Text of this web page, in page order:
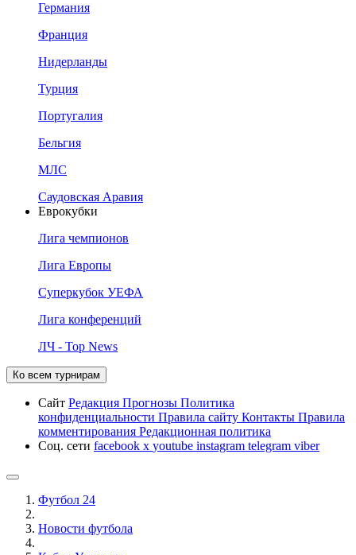
Германия
Франция
Нидерланды
Турция
Португалия
Бельгия
МЛС
Саудовская Аравия
Еврокубки
Лига чемпионов
Лига Европы
Суперкубок УЕФА
Лига конференций
ЛЧ - Top News
Ко всем турнирам
Сайт Редакция Прогнозы Политика
конфиденциальности Правила сайту Контакты Правила
комментирования Редакционная политика
Соц. сети facebook x youtube instagram telegram viber
Футбол 24
Новости футбола